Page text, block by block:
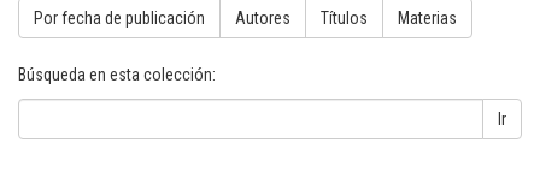
Por fecha de publicación Autores Títulos Materias
Búsqueda en esta colección:
Ir